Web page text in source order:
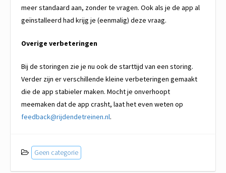
meer standaard aan, zonder te vragen. Ook als je de app al
geïnstalleerd had krijg je (eenmalig) deze vraag.
Overige verbeteringen
Bij de storingen zie je nu ook de starttijd van een storing.
Verder zijn er verschillende kleine verbeteringen gemaakt
die de app stabieler maken. Mocht je onverhoopt
meemaken dat de app crasht, laat het even weten op
feedback@rijdendetreinen.nl.
Geen categorie